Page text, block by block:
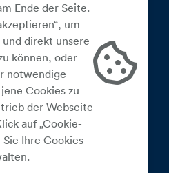
Ende der Seite.
um
direkt unsere
können, oder
notwendige
Cookies zu
der Webseite
auf „Cookie-
Sie Ihre Cookies